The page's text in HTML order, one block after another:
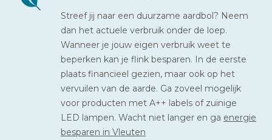
Streef jij naar een duurzame aardbol? Neem
dan het actuele verbruik onder de loep.
Wanneer je jouw eigen verbruik weet te
beperken kan je flink besparen. In de eerste
plaats financieel gezien, maar ook op het
vervuilen van de aarde. Ga zoveel mogelijk
voor producten met A++ labels of zuinige
LED lampen. Wacht niet langer en ga energie
besparen in Vleuten